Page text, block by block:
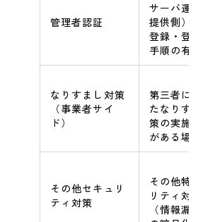
管理者認証
サーバ運
提供側）
登録・登
手順の有無
なりすまし対策
（事業者サイ
ド）
第三者に
たなりす
策の実施
がある場
その他セキュリ
ティ対策
その他特
リティ対
（情報漏